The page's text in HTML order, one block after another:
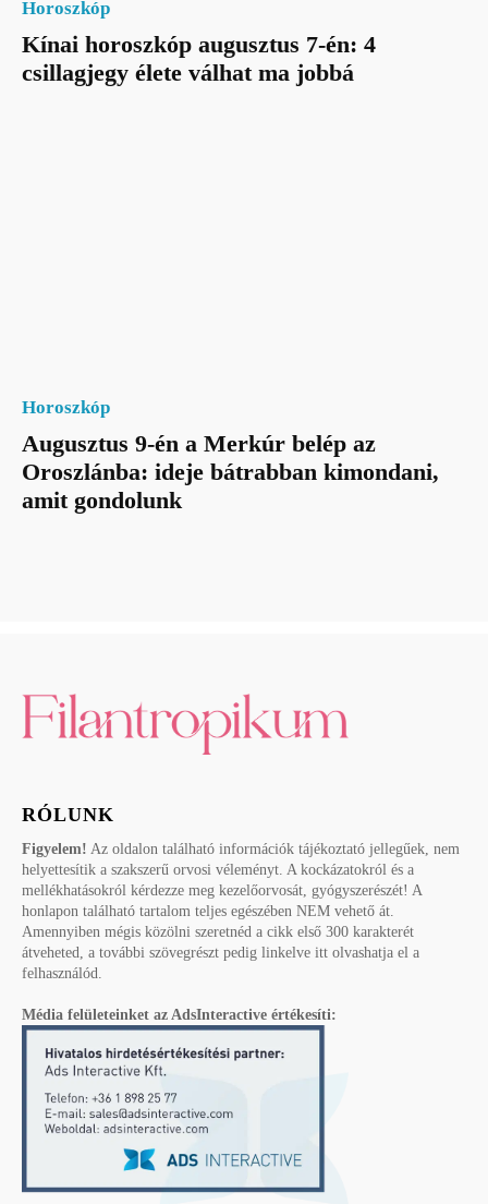
Horoszkóp
Kínai horoszkóp augusztus 7-én: 4
csillagjegy élete válhat ma jobbá
Horoszkóp
Augusztus 9-én a Merkúr belép az
Oroszlánba: ideje bátrabban kimondani,
amit gondolunk
RÓLUNK
Figyelem! Az oldalon található információk tájékoztató jellegűek, nem
helyettesítik a szakszerű orvosi véleményt. A kockázatokról és a
mellékhatásokról kérdezze meg kezelőorvosát, gyógyszerészét! A
honlapon található tartalom teljes egészében NEM vehető át.
Amennyiben mégis közölni szeretnéd a cikk első 300 karakterét
átveheted, a további szövegrészt pedig linkelve itt olvashatja el a
felhasználód.
Média felületeinket az AdsInteractive értékesíti: